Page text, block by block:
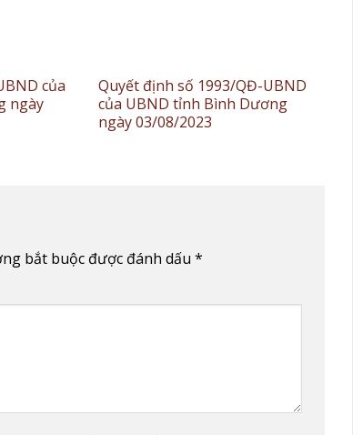
của
ngày
Quyết định số 1993/QĐ-UBND
của UBND tỉnh Bình Dương
ngày 03/08/2023
bắt buộc được đánh dấu *